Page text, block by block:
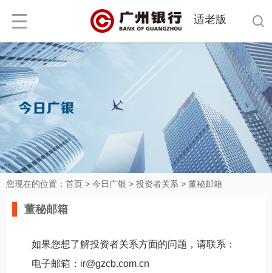
适老版
您现在的位置： 首页 > 今日广银 > 投资者关系 > 董秘邮箱
董秘邮箱
如果您想了解投资者关系方面的问题，请联系：
电子邮箱：ir@gzcb.com.cn